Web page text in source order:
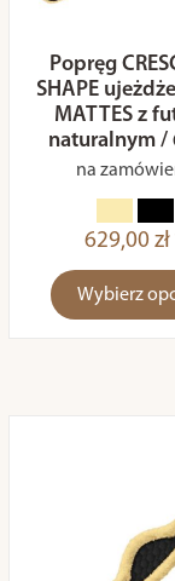
Popręg
SHAPE
MATTES z
naturalnym /
na
629,00
Wybierz